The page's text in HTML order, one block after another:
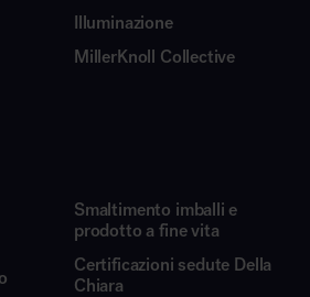
Illuminazione
MillerKnoll Collective
Smaltimento imballi e
prodotto a fine vita
Certificazioni sedute Della
Chiara